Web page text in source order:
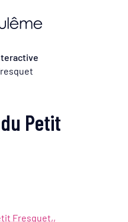
Petit
Fresquet,,